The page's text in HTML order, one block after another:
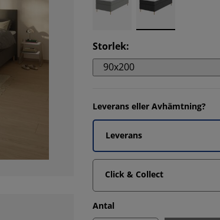
Storlek:
90x200
Leverans eller Avhämtning?
Leverans
Click & Collect
Antal